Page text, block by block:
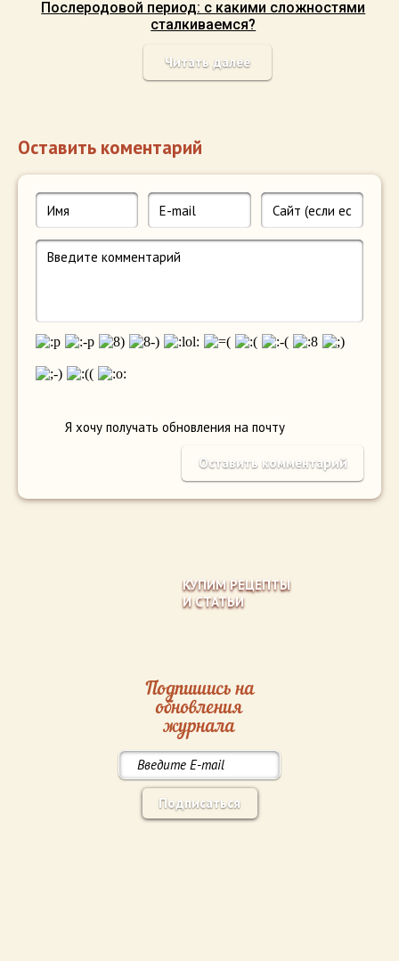
Послеродовой период: с какими сложностями
сталкиваемся?
Читать далее
Оставить коментарий
Я хочу получать обновления на почту
КУПИМ РЕЦЕПТЫ
И СТАТЬИ
Подпишись на
обновления
журнала
Подписаться